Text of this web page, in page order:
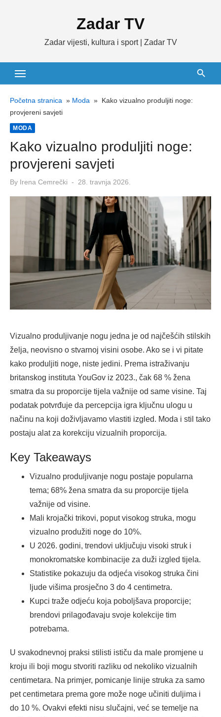
Zadar TV
Zadar vijesti, kultura i sport | Zadar TV
Početna stranica » Moda » Kako vizualno produljiti noge:
provjereni savjeti
MODA
Kako vizualno produljiti noge:
provjereni savjeti
By Irena Cemrečki
Posted
28. travnja 2026.
Vizualno produljivanje nogu jedna je od najčešćih stilskih
želja, neovisno o stvarnoj visini osobe. Ako se i vi pitate
kako produljiti noge, niste jedini. Prema istraživanju
britanskog instituta YouGov iz 2023., čak 68 % žena
smatra da su proporcije tijela važnije od same visine. Taj
podatak potvrđuje da percepcija igra ključnu ulogu u
načinu na koji doživljavamo vlastiti izgled. Moda i stil tako
postaju alat za korekciju vizualnih proporcija.
Key Takeaways
Vizualno produljivanje nogu postaje popularna
tema; 68% žena smatra da su proporcije tijela
važnije od visine.
Mali krojački trikovi, poput visokog struka, mogu
vizualno produžiti noge do 10%.
U 2026. godini, trendovi uključuju visoki struk i
monokromatske kombinacije za duži izgled tijela.
Statistike pokazuju da odjeća visokog struka čini
ljude višima prosječno 3 do 4 centimetra.
Kupci traže odjeću koja poboljšava proporcije;
brendovi prilagođavaju svoje kolekcije tim
potrebama.
U svakodnevnoj praksi stilisti ističu da male promjene u
kroju ili boji mogu stvoriti razliku od nekoliko vizualnih
centimetara. Na primjer, pomicanje linije struka za samo
pet centimetara prema gore može noge učiniti duljima i
do 10 %. Ovakvi efekti nisu slučajni, već se temelje na